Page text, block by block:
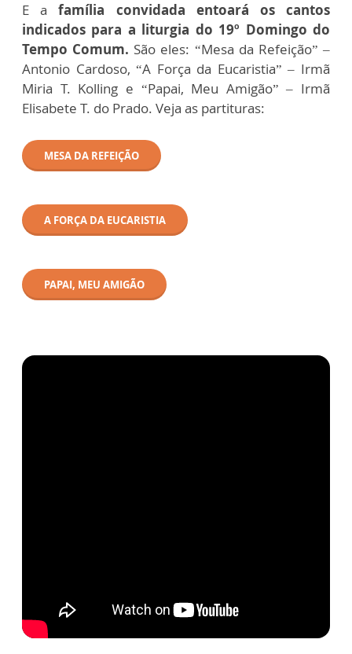
E afamília convidada entoará os cantos
indicados para a liturgia do 19º Domingo do
Tempo Comum. São eles: “Mesa da Refeição” –
Antonio Cardoso, “A Força da Eucaristia” – Irmã
Miria T. Kolling e “Papai, Meu Amigão” – Irmã
Elisabete T. do Prado. Veja as partituras:
MESA DA REFEIÇÃO
A FORÇA DA EUCARISTIA
PAPAI, MEU AMIGÃO